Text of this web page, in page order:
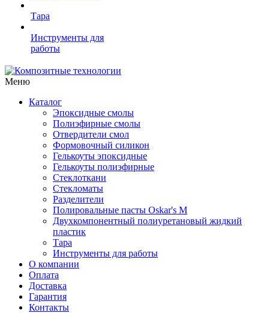
Тара
Инструменты для
работы
Меню
Каталог
Эпоксидные смолы
Полиэфирные смолы
Отвердители смол
Формовочный силикон
Гелькоуты эпоксидные
Гелькоуты полиэфирные
Стеклоткани
Стекломаты
Разделители
Полировальные пасты Oskar's M
Двухкомпонентный полиуретановый жидкий
пластик
Тара
Инструменты для работы
О компании
Оплата
Доставка
Гарантия
Контакты